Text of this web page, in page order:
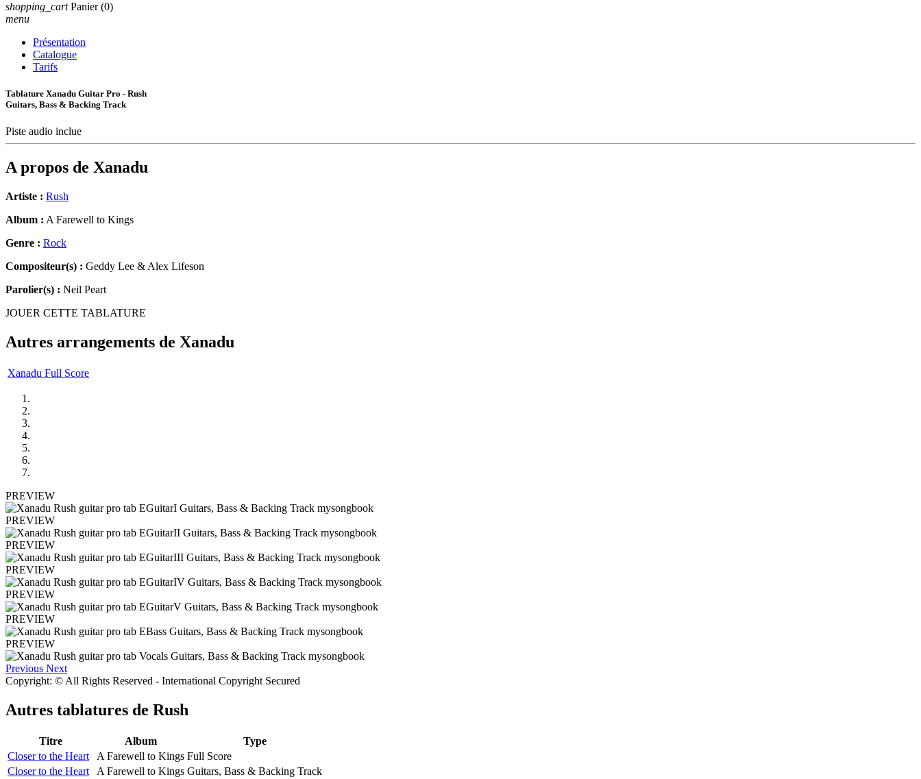
shopping_cart Panier (0)
menu
Présentation
Catalogue
Tarifs
Tablature Xanadu Guitar Pro - Rush
Guitars, Bass & Backing Track
Piste audio inclue
A propos de Xanadu
Artiste : Rush
Album : A Farewell to Kings
Genre : Rock
Compositeur(s) : Geddy Lee & Alex Lifeson
Parolier(s) : Neil Peart
JOUER CETTE TABLATURE
Autres arrangements de Xanadu
Xanadu Full Score
PREVIEW
PREVIEW
PREVIEW
PREVIEW
PREVIEW
PREVIEW
PREVIEW
Previous Next
Copyright: © All Rights Reserved - International Copyright Secured
Autres tablatures de Rush
Titre Album
Type
Closer to the Heart
A Farewell to Kings Full Score
Closer to the Heart
A Farewell to Kings Guitars, Bass & Backing Track